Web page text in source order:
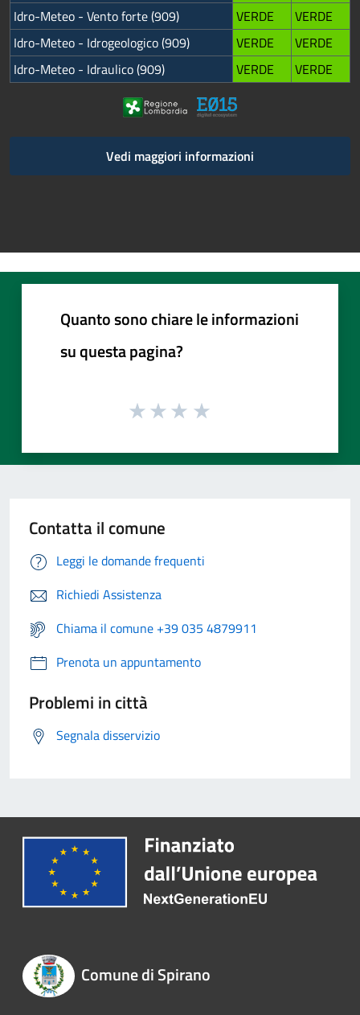
Idro-Meteo - Vento forte (909) VERDE
VERDE
Idro-Meteo - Idrogeologico (909)
VERDE
VERDE
Idro-Meteo - Idraulico (909)
VERDE VERDE
Vedi maggiori informazioni
Quanto sono chiare le informazioni
su questa pagina?
Contatta il comune
Leggi le domande frequenti
Richiedi Assistenza
Chiama il comune +39 035 4879911
Prenota un appuntamento
Problemi in città
Segnala disservizio
Comune di Spirano